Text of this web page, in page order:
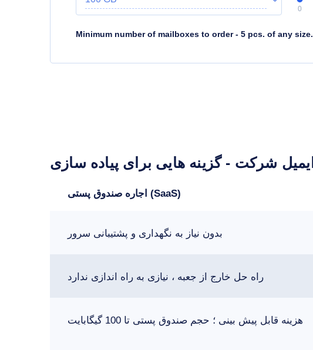
0
Minimum number of mailboxes to order - 5 pcs. of any size.
ایمیل شرکت - گزینه هایی برای پیاده سازی
اجاره صندوق پستی (SaaS)
بدون نیاز به نگهداری و پشتیبانی سرور
راه حل خارج از جعبه ، نیازی به راه اندازی ندارد
هزینه قابل پیش بینی ؛ حجم صندوق پستی تا 100 گیگابایت